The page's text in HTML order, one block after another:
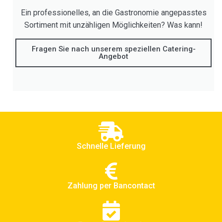
Ein professionelles, an die Gastronomie angepasstes
Sortiment mit unzähligen Möglichkeiten? Was kann!
Fragen Sie nach unserem speziellen Catering-
Angebot
Schnelle Lieferung
Zahlung per Bancontact